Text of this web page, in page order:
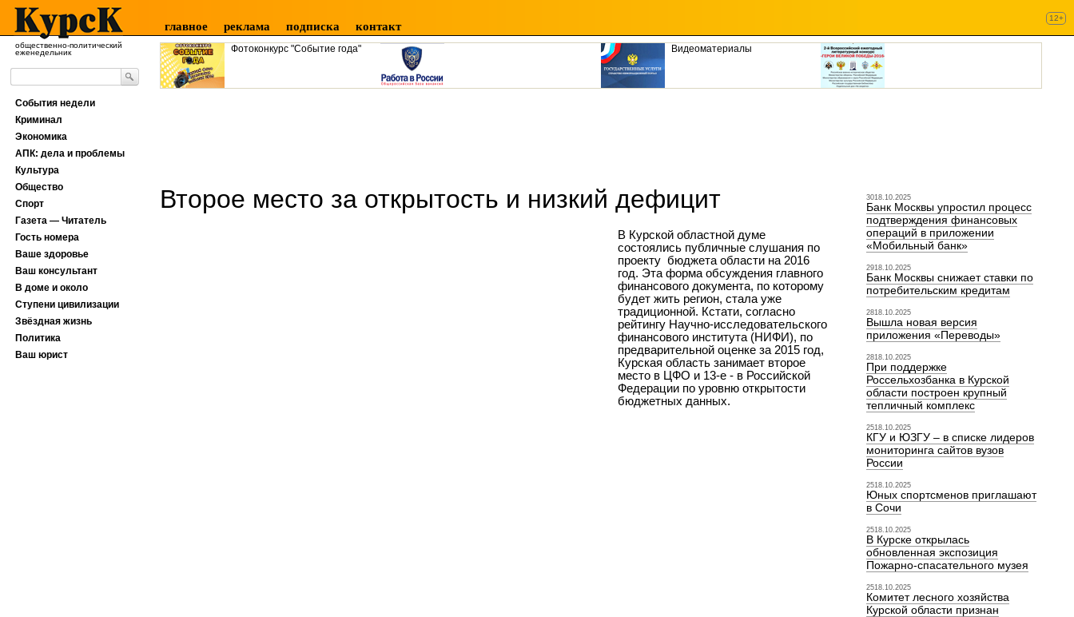
общественно-политический
еженедельник
главное реклама подписка контакт
12+
Фотоконкурс "Событие года" Видеоматериалы
Второе место за открытость и низкий дефицит
В Курской областной думе
состоялись публичные слушания по
проекту бюджета области на 2016
год. Эта форма обсуждения главного
финансового документа, по которому
будет жить регион, стала уже
традиционной. Кстати, согласно
рейтингу Научно-исследовательского
финансового института (НИФИ), по
предварительной оценке за 2015 год,
Курская область занимает второе
место в ЦФО и 13-е - в Российской
Федерации по уровню открытости
бюджетных данных.
3018.10.2025
Банк Москвы упростил процесс
подтверждения финансовых
операций в приложении
«Мобильный банк»
2918.10.2025
Банк Москвы снижает ставки по
потребительским кредитам
2818.10.2025
Вышла новая версия
приложения «Переводы»
2818.10.2025
При поддержке
Россельхозбанка в Курской
области построен крупный
тепличный комплекс
2518.10.2025
КГУ и ЮЗГУ – в списке лидеров
мониторинга сайтов вузов
России
2518.10.2025
Юных спортсменов приглашают
в Сочи
2518.10.2025
В Курске открылась
обновленная экспозиция
Пожарно-спасательного музея
2518.10.2025
Комитет лесного хозяйства
Курской области признан
События недели
Криминал
Экономика
АПК: дела и проблемы
Культура
Общество
Спорт
Газета — Читатель
Гость номера
Ваше здоровье
Ваш консультант
В доме и около
Ступени цивилизации
Звёздная жизнь
Политика
Ваш юрист